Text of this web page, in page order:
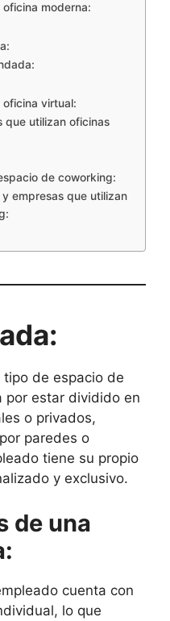
moderna:
virtual:
que utilizan oficinas
de coworking:
empresas que utilizan
de espacio de
por estar dividido en
o privados,
paredes o
tiene su propio
y exclusivo.
de una
cuenta con
lo que